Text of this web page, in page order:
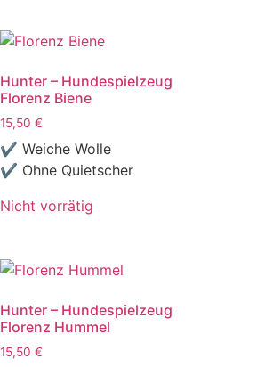
Hunter – Hundespielzeug
Florenz Biene
15,50 €
✔ Weiche Wolle
✔ Ohne Quietscher
Nicht vorrätig
Hunter – Hundespielzeug
Florenz Hummel
15,50 €